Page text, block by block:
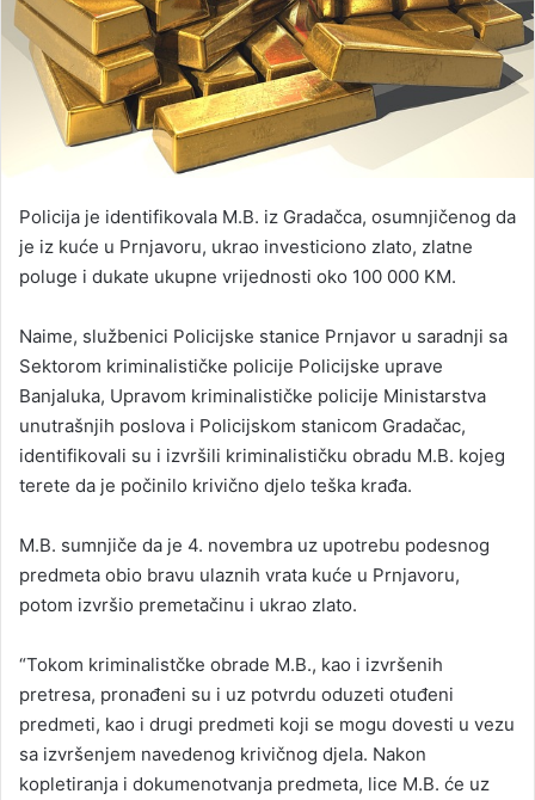
Policija je identifikovala M.B. iz Gradačca, osumnjičenog da
je iz kuće u Prnjavoru, ukrao investiciono zlato, zlatne
poluge i dukate ukupne vrijednosti oko 100 000 KM.
Naime, službenici Policijske stanice Prnjavor u saradnji sa
Sektorom kriminalističke policije Policijske uprave
Banjaluka, Upravom kriminalističke policije Ministarstva
unutrašnjih poslova i Policijskom stanicom Gradačac,
identifikovali su i izvršili kriminalističku obradu M.B. kojeg
terete da je počinilo krivično djelo teška krađa.
M.B. sumnjiče da je 4. novembra uz upotrebu podesnog
predmeta obio bravu ulaznih vrata kuće u Prnjavoru,
potom izvršio premetačinu i ukrao zlato.
“Tokom kriminalistčke obrade M.B., kao i izvršenih
pretresa, pronađeni su i uz potvrdu oduzeti otuđeni
predmeti, kao i drugi predmeti koji se mogu dovesti u vezu
sa izvršenjem navedenog krivičnog djela. Nakon
kopletiranja i dokumenotvanja predmeta, lice M.B. će uz